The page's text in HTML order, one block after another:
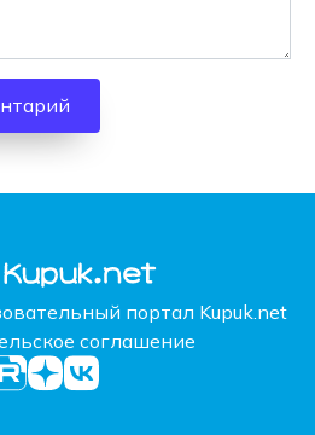
портал Kupuk.net
соглашение